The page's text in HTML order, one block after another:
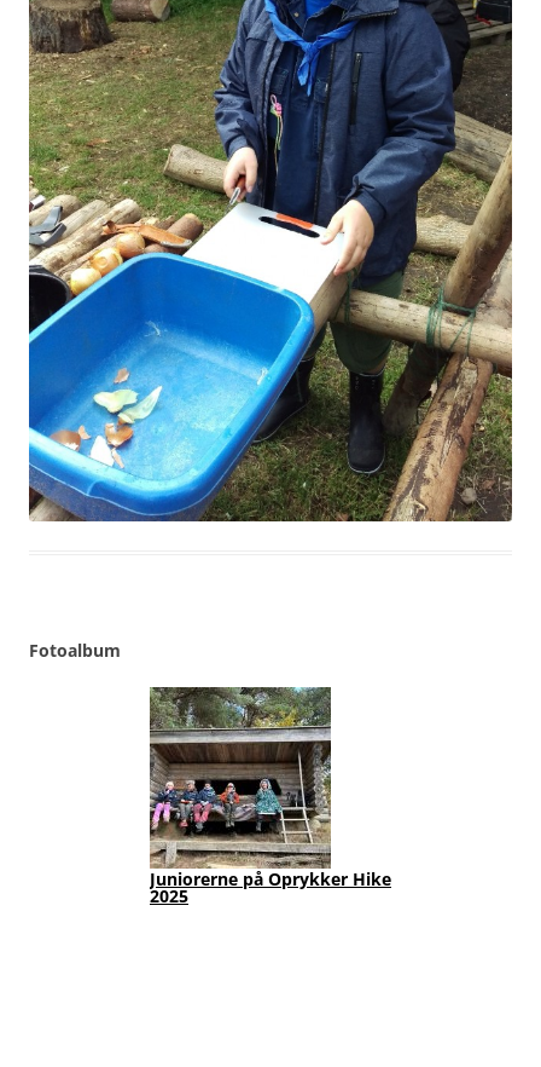
Fotoalbum
Juniorerne på Oprykker Hike
2025